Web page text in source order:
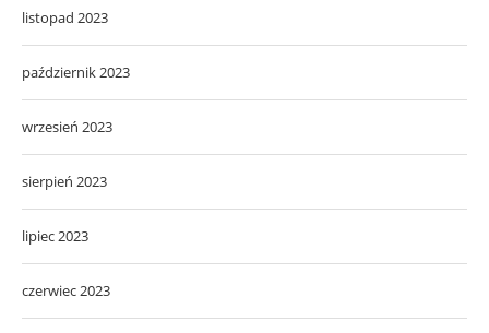
listopad 2023
październik 2023
wrzesień 2023
sierpień 2023
lipiec 2023
czerwiec 2023